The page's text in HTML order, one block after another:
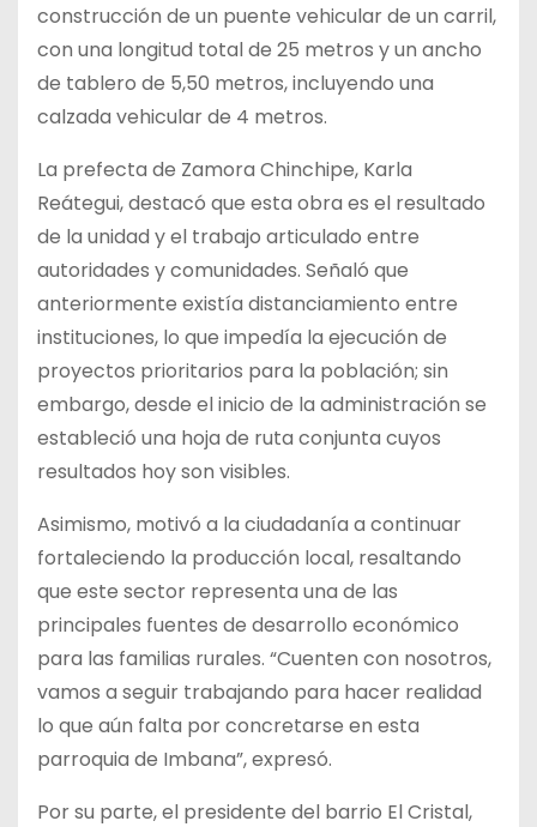
construcción de un puente vehicular de un carril,
con una longitud total de 25 metros y un ancho
de tablero de 5,50 metros, incluyendo una
calzada vehicular de 4 metros.
La prefecta de Zamora Chinchipe, Karla
Reátegui, destacó que esta obra es el resultado
de la unidad y el trabajo articulado entre
autoridades y comunidades. Señaló que
anteriormente existía distanciamiento entre
instituciones, lo que impedía la ejecución de
proyectos prioritarios para la población; sin
embargo, desde el inicio de la administración se
estableció una hoja de ruta conjunta cuyos
resultados hoy son visibles.
Asimismo, motivó a la ciudadanía a continuar
fortaleciendo la producción local, resaltando
que este sector representa una de las
principales fuentes de desarrollo económico
para las familias rurales. “Cuenten con nosotros,
vamos a seguir trabajando para hacer realidad
lo que aún falta por concretarse en esta
parroquia de Imbana”, expresó.
Por su parte, el presidente del barrio El Cristal,